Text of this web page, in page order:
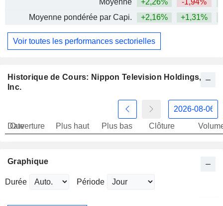
Moyenne +2,26% -1,94%
Moyenne pondérée par Capi.
+2,16% +1,31%
Voir toutes les performances sectorielles
Historique de Cours: Nippon Television Holdings,
Inc.
Date
Ouverture Plus haut Plus bas Clôture
Graphique
Durée Période